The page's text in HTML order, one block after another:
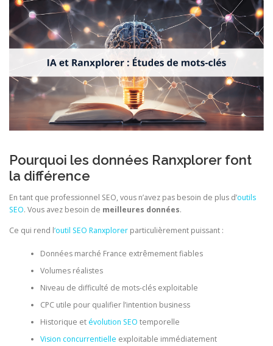
Pourquoi les données Ranxplorer font
la différence
En tant que professionnel SEO, vous n’avez pas besoin de plus d’outils
SEO. Vous avez besoin de meilleures données.
Ce qui rend l‘outil SEO Ranxplorer particulièrement puissant :
Données marché France extrêmement fiables
Volumes réalistes
Niveau de difficulté de mots-clés exploitable
CPC utile pour qualifier l’intention business
Historique et évolution SEO temporelle
Vision concurrentielle exploitable immédiatement